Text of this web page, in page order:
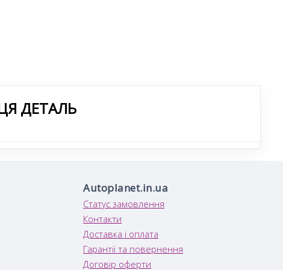
ДЕТАЛЬ
Autoplanet.in.ua
Статус замовлення
Контакти
Доставка і оплата
Гарантії та повернення
Договір оферти